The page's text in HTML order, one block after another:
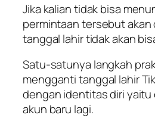
Jika kalian tidak bisa
permintaan tersebut akan
tanggal lahir tidak akan
Satu-satunya langkah
mengganti tanggal lahir
dengan identitas diri
akun baru lagi.